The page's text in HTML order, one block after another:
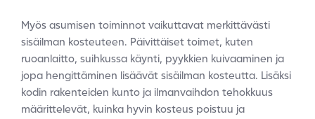
Myös asumisen toiminnot vaikuttavat merkittävästi
sisäilman kosteuteen. Päivittäiset toimet, kuten
ruoanlaitto, suihkussa käynti, pyykkien kuivaaminen ja
jopa hengittäminen lisäävät sisäilman kosteutta. Lisäksi
kodin rakenteiden kunto ja ilmanvaihdon tehokkuus
määrittelevät, kuinka hyvin kosteus poistuu ja